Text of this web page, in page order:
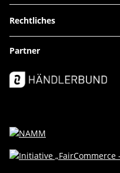
Rechtliches
Partner